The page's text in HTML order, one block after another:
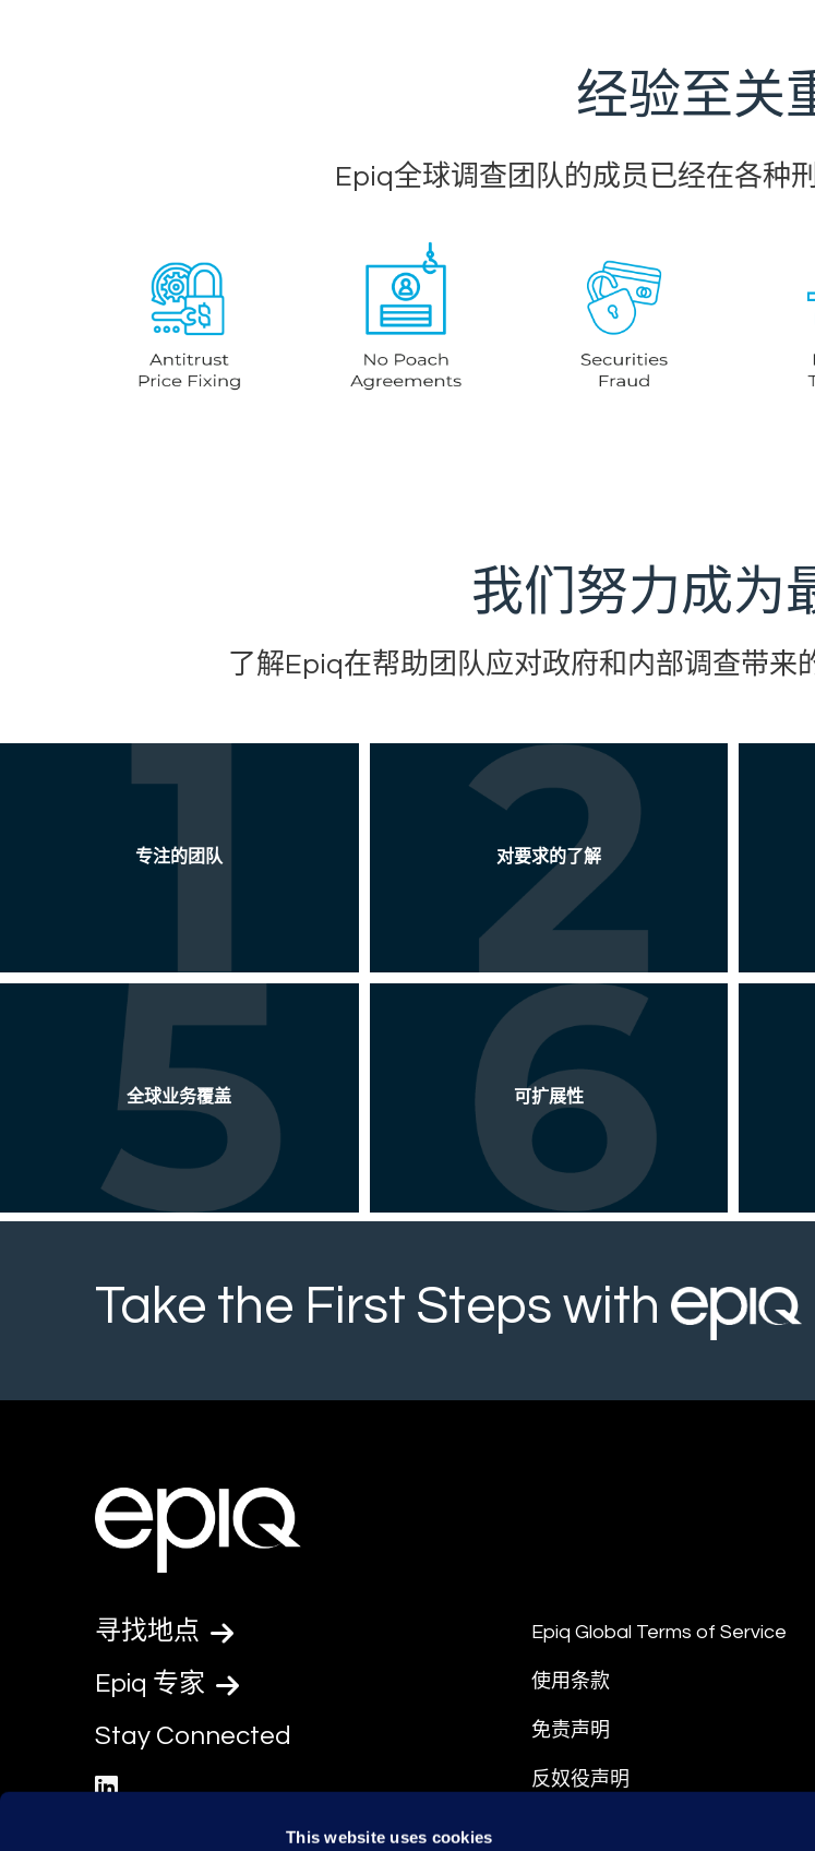
This website uses cookies
经验至关
Epiq全球调查团队的成员已经在各种
我们努力成为
了解Epiq在帮助团队应对政府和内部调查带来
专注的团队 对要求的了解
全球业务覆盖 可扩展性
Take the First Steps with
寻找地点
Epiq 专家
Stay Connected
linkedin
Epiq Global Terms of Service
使用条款
免责声明
反奴役声明